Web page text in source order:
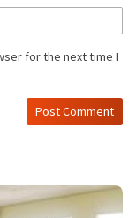
for the next time I